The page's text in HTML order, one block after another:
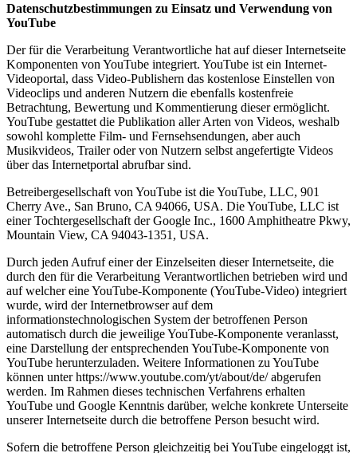
Datenschutzbestimmungen zu Einsatz und Verwendung von
YouTube
Der für die Verarbeitung Verantwortliche hat auf dieser Internetseite
Komponenten von YouTube integriert. YouTube ist ein Internet-
Videoportal, dass Video-Publishern das kostenlose Einstellen von
Videoclips und anderen Nutzern die ebenfalls kostenfreie
Betrachtung, Bewertung und Kommentierung dieser ermöglicht.
YouTube gestattet die Publikation aller Arten von Videos, weshalb
sowohl komplette Film- und Fernsehsendungen, aber auch
Musikvideos, Trailer oder von Nutzern selbst angefertigte Videos
über das Internetportal abrufbar sind.
Betreibergesellschaft von YouTube ist die YouTube, LLC, 901
Cherry Ave., San Bruno, CA 94066, USA. Die YouTube, LLC ist
einer Tochtergesellschaft der Google Inc., 1600 Amphitheatre Pkwy,
Mountain View, CA 94043-1351, USA.
Durch jeden Aufruf einer der Einzelseiten dieser Internetseite, die
durch den für die Verarbeitung Verantwortlichen betrieben wird und
auf welcher eine YouTube-Komponente (YouTube-Video) integriert
wurde, wird der Internetbrowser auf dem
informationstechnologischen System der betroffenen Person
automatisch durch die jeweilige YouTube-Komponente veranlasst,
eine Darstellung der entsprechenden YouTube-Komponente von
YouTube herunterzuladen. Weitere Informationen zu YouTube
können unter https://www.youtube.com/yt/about/de/ abgerufen
werden. Im Rahmen dieses technischen Verfahrens erhalten
YouTube und Google Kenntnis darüber, welche konkrete Unterseite
unserer Internetseite durch die betroffene Person besucht wird.
Sofern die betroffene Person gleichzeitig bei YouTube eingeloggt ist,